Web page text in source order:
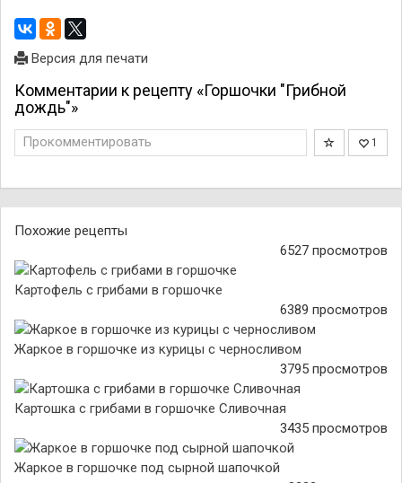
Версия для печати
Комментарии к рецепту «Горшочки "Грибной
дождь"»
1
Прокомментировать
Похожие рецепты
6527 просмотров
Картофель с грибами в горшочке
6389 просмотров
Жаркое в горшочке из курицы с черносливом
3795 просмотров
Картошка с грибами в горшочке Сливочная
3435 просмотров
Жаркое в горшочке под сырной шапочкой